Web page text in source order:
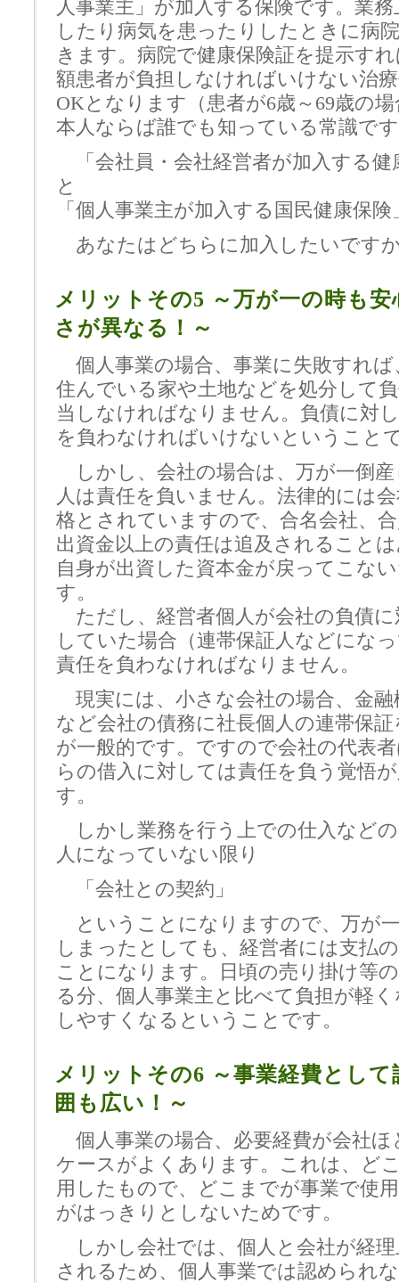
人事業主」が加入する保険です。業
したり病気を患ったりしたときに病
きます。病院で健康保険証を提示す
額患者が負担しなければいけない治
OKとなります（患者が6歳～69歳の
本人ならば誰でも知っている常識で
「会社員・会社経営者が加入する健
と
「個人事業主が加入する 国民健康保険
あなたはどちらに加入したいです
メリットその5 ～万が一の時も安
さが異なる！～
個人事業の場合、事業に失敗すれば
住んでいる家や土地などを処分して
当しなければなりません。負債に対
を負わなければいけないということ
しかし、会社の場合は、万が一倒
人は責任を負いません。法律的には
格とされていますので、合名会社、
出資金以上の責任は追及されること
自身が出資した資本金が戻ってこな
す。
ただし、経営者個人が会社の負債に
していた場合（連帯保証人などにな
責任を負わなければなりません。
現実には、小さな会社の場合、金融
など会社の債務に社長個人の連帯保
が一般的です。ですので会社の代表
らの借入に対しては責任を負う覚悟
す。
しかし業務を行う上での仕入など
人になっていない限り
「会社との契約」
ということになりますので、万が
しまったとしても、経営者には支払
ことになります。日頃の売り掛け等
る分、個人事業主と比べて負担が軽
しやすくなるということです。
メリットその6 ～事業経費とし
囲も広い！～
個人事業の場合、必要経費が会社
ケースがよくあります。これは、ど
用したもので、どこまでが事業で使
がはっきりとしないためです。
しかし会社では、個人と会社が経
されるため、個人事業では認められ